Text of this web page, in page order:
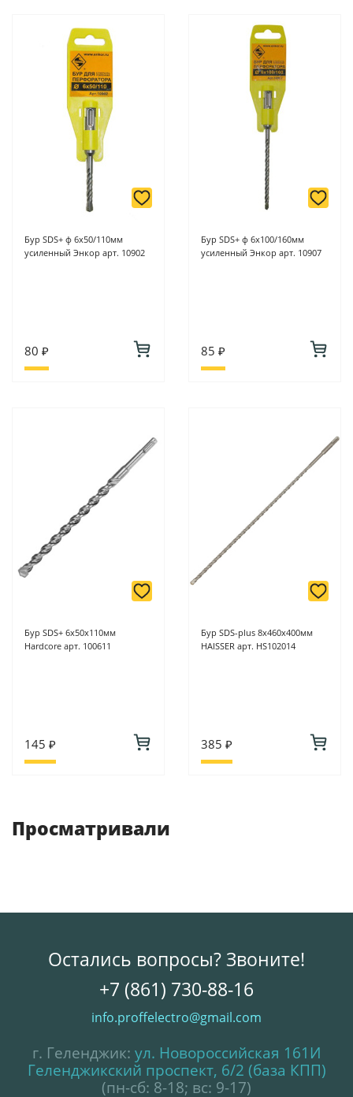
магазинах ProffЭлектро по адресу Геленджикский проспект,
6/2 (база КПП)или по адресу ул. Новороссийская 161И.
Для юридических лиц: переводом на расчетный счет при
онлайн оплате заказа на сайте.
Подробнее о способах оплаты можно узнать здесь - "Оплата"
Бур SDS+ ф 6х50/110мм
усиленный Энкор арт. 10902
80 ₽
Бур SDS+ ф 6х100/160мм
усиленный Энкор арт. 10907
85 ₽
Бур SDS+ 6х50х110мм
Hardcore арт. 100611
145 ₽
Бур SDS-plus 8х460х400мм
HAISSER арт. HS102014
385 ₽
Просматривали
Остались вопросы? Звоните!
+7 (861) 730-88-16
info.proffelectro@gmail.com
г. Геленджик: ул. Новороссийская 161И
Геленджикский проспект, 6/2 (база КПП)
(пн-сб: 8-18; вс: 9-17)